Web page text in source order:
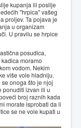
kupanja ili poslije
"hrpica" vašeg
proljev. Ta pojava je
u organizam
U pravilu se hrpice
posudica,
moramo
vodom. Nekim
više vole hladniju.
onoga što je njoj
ponuditi izvan ili u
broj raznih kada
morate isprobati da li
se ne vole kupati u